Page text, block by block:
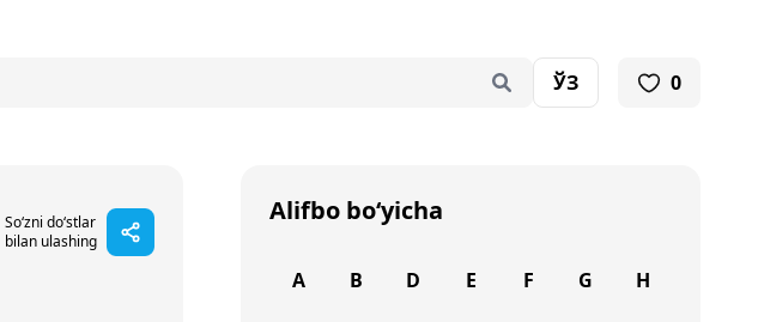
ЎЗ 0
So‘zni do‘stlar
bilan ulashing
Alifbo bo‘yicha
A B D E F G H